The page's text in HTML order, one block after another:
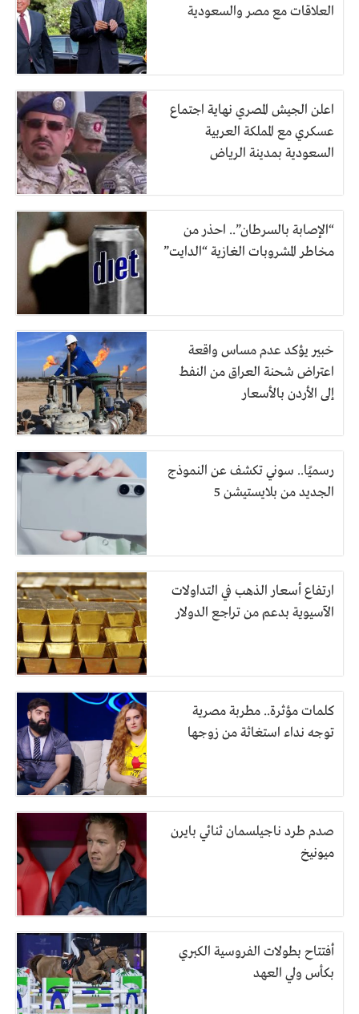
العلاقات مع مصر والسعودية
اعلن الجيش المصري نهاية اجتماع
عسكري مع المملكة العربية
السعودية بمدينة الرياض
“الإصابة بالسرطان”.. احذر من
مخاطر المشروبات الغازية “الدايت”
خبير يؤكد عدم مساس واقعة
اعتراض شحنة العراق من النفط
إلى الأردن بالأسعار
رسميًا.. سوني تكشف عن النموذج
الجديد من بلايستيشن 5
ارتفاع أسعار الذهب في التداولات
الآسيوية بدعم من تراجع الدولار
كلمات مؤثرة.. مطربة مصرية
توجه نداء استغاثة من زوجها
صدم طرد ناجيلسمان ثنائي بايرن
ميونيخ
أفتتاح بطولات الفروسية الكبري
بكأس ولي العهد